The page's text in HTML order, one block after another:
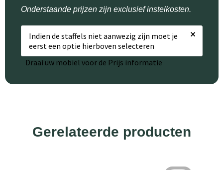
Onderstaande prijzen zijn exclusief instelkosten.
Indien de staffels niet aanwezig zijn moet je
eerst een optie hierboven selecteren
×
Draai uw mobiel voor de Prijs informatie
Gerelateerde producten